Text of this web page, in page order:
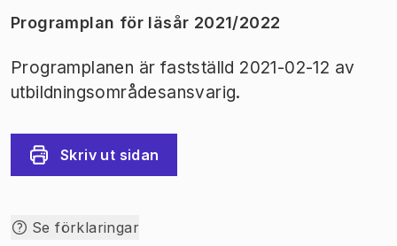
Programplan för läsår 2021/2022
Programplanen är fastställd 2021-02-12 av
utbildningsområdesansvarig.
Skriv ut sidan
Se förklaringar